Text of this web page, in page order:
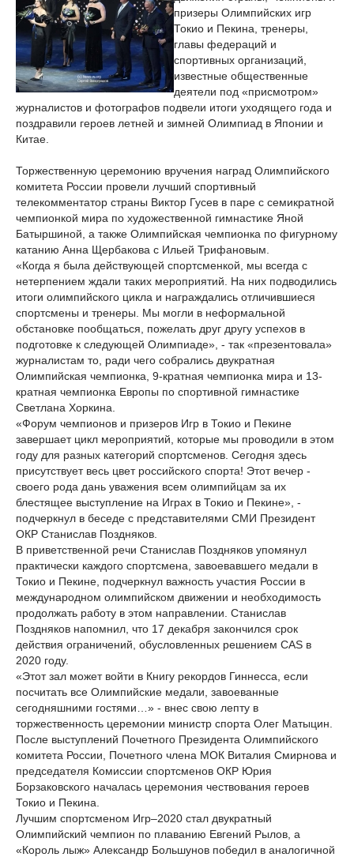
призеры Олимпийских игр
Токио и Пекина, тренеры,
главы федераций и
спортивных организаций,
известные общественные
деятели под «присмотром»
журналистов и фотографов подвели итоги уходящего года и
поздравили героев летней и зимней Олимпиад в Японии и
Китае.
Торжественную церемонию вручения наград Олимпийского
комитета России провели лучший спортивный
телекомментатор страны Виктор Гусев в паре с семикратной
чемпионкой мира по художественной гимнастике Яной
Батыршиной, а также Олимпийская чемпионка по фигурному
катанию Анна Щербакова с Ильей Трифановым.
«Когда я была действующей спортсменкой, мы всегда с
нетерпением ждали таких мероприятий. На них подводились
итоги олимпийского цикла и награждались отличившиеся
спортсмены и тренеры. Мы могли в неформальной
обстановке пообщаться, пожелать друг другу успехов в
подготовке к следующей Олимпиаде», - так «презентовала»
журналистам то, ради чего собрались двукратная
Олимпийская чемпионка, 9-кратная чемпионка мира и 13-
кратная чемпионка Европы по спортивной гимнастике
Светлана Хоркина.
«Форум чемпионов и призеров Игр в Токио и Пекине
завершает цикл мероприятий, которые мы проводили в этом
году для разных категорий спортсменов. Сегодня здесь
присутствует весь цвет российского спорта! Этот вечер -
своего рода дань уважения всем олимпийцам за их
блестящее выступление на Играх в Токио и Пекине», -
подчеркнул в беседе с представителями СМИ Президент
ОКР Станислав Поздняков.
В приветственной речи Станислав Поздняков упомянул
практически каждого спортсмена, завоевавшего медали в
Токио и Пекине, подчеркнул важность участия России в
международном олимпийском движении и необходимость
продолжать работу в этом направлении. Станислав
Поздняков напомнил, что 17 декабря закончился срок
действия ограничений, обусловленных решением CAS в
2020 году.
«Этот зал может войти в Книгу рекордов Гиннесса, если
посчитать все Олимпийские медали, завоеванные
сегодняшними гостями…» - внес свою лепту в
торжественность церемонии министр спорта Олег Матыцин.
После выступлений Почетного Президента Олимпийского
комитета России, Почетного члена МОК Виталия Смирнова и
председателя Комиссии спортсменов ОКР Юрия
Борзаковского началась церемония чествования героев
Токио и Пекина.
Лучшим спортсменом Игр–2020 стал двукратный
Олимпийский чемпион по плаванию Евгений Рылов, а
«Король лыж» Александр Большунов победил в аналогичной